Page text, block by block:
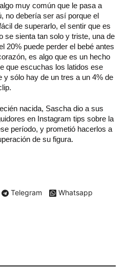
muy común que le pasa a
no debería ser así porque el
de superarlo, el sentir que es
se sienta tan solo y triste, una de
20% puede perder el bebé antes
es algo que es un hecho
que escuchas los latidos ese
y sólo hay de un tres a un 4% de
nacida, Sascha dio a sus
en Instagram tips sobre la
período, y prometió hacerlos a
de su figura.
Telegram Whatsapp